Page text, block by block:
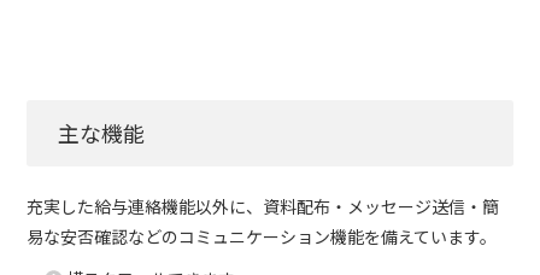
主な機能
充実した給与連絡機能以外に、資料配布・メッセージ送信・簡
易な安否確認などのコミュニケーション機能を備えています。